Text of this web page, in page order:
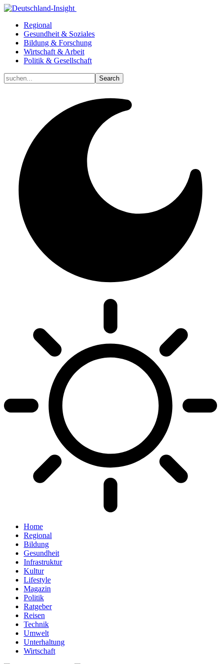
Regional
Gesundheit & Soziales
Bildung & Forschung
Wirtschaft & Arbeit
Politik & Gesellschaft
Home
Regional
Bildung
Gesundheit
Infrastruktur
Kultur
Lifestyle
Magazin
Politik
Ratgeber
Reisen
Technik
Umwelt
Unterhaltung
Wirtschaft